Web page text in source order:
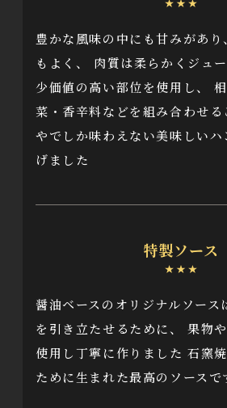
豊かな風味の中にも甘みがあり
もよく、
肉質は柔らかくジュ
少価値の高い部位を使用し、
菜・香辛料などを組み合わせる
やでしか味わえない美味しいハ
げました
特製ソース
醤油ベースのオリジナルソー
を引き立たせるために、
果物
使用し丁寧に作りました 石窯
ために生まれた最高のソースで